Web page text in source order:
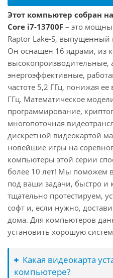
Этот компьютер собран
Core i7-13700F – это
Raptor Lake-S, выпущенный
Он оснащен 16 ядрами, из
высокопроизводительные,
энергоэффективные,
частоте 5,2 ГГц, понижая ее
ГГц. Математическое
программирование,
многопоточная
дискретной видеокартой
новейшие игры на
компьютеры этой серии
более 10 лет! Мы поможем
под ваши задачи, быстро и
тщательно протестируем,
софт и, если нужно,
дома. Для компьютеров
установить хорошую
Какая видеокарта
компьютере?